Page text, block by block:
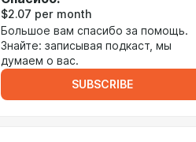
$2.07 per month
Большое вам спасибо за помощь.
Знайте: записывая подкаст, мы
думаем о вас.
SUBSCRIBE